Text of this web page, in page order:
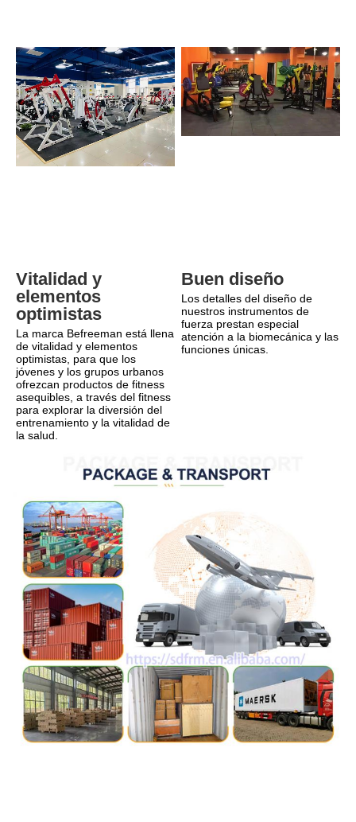
Vitalidad y
elementos
optimistas
La marca Befreeman está llena
de vitalidad y elementos
optimistas, para que los
jóvenes y los grupos urbanos
ofrezcan productos de fitness
asequibles, a través del fitness
para explorar la diversión del
entrenamiento y la vitalidad de
la salud.
Buen diseño
Los detalles del diseño de
nuestros instrumentos de
fuerza prestan especial
atención a la biomecánica y las
funciones únicas.